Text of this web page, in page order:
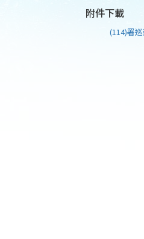
附件下載
(114)署